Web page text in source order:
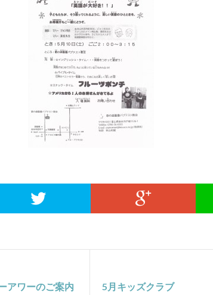
アワーのご案内 5月キッズクラブ